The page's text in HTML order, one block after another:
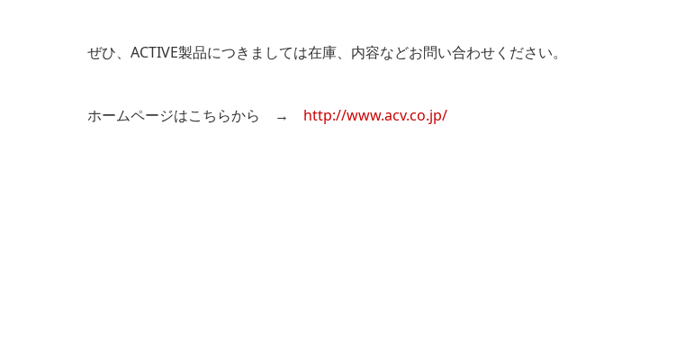
ぜひ、ACTIVE製品につきましては在庫、内容などお問い合わせください。
ホームページはこちらから → http://www.acv.co.jp/